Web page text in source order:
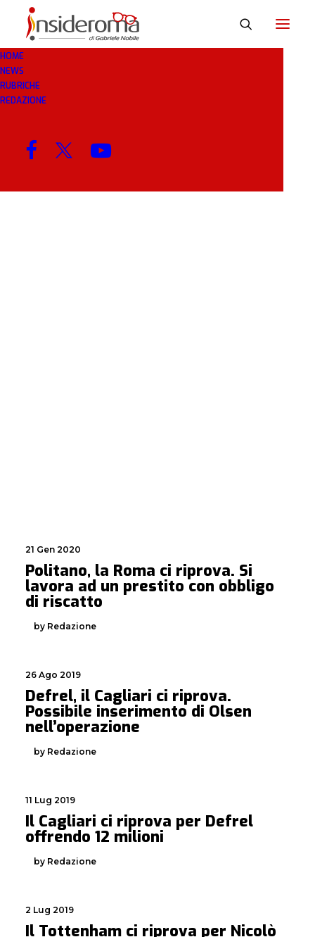
HOME
NEWS
RUBRICHE
REDAZIONE
RIPROVA
MENU
21 Gen 2020
Politano, la Roma ci riprova. Si
lavora ad un prestito con obbligo
di riscatto
by Redazione
26 Ago 2019
Defrel, il Cagliari ci riprova.
Possibile inserimento di Olsen
nell’operazione
by Redazione
11 Lug 2019
Il Cagliari ci riprova per Defrel
offrendo 12 milioni
by Redazione
2 Lug 2019
Il Tottenham ci riprova per Nicolò